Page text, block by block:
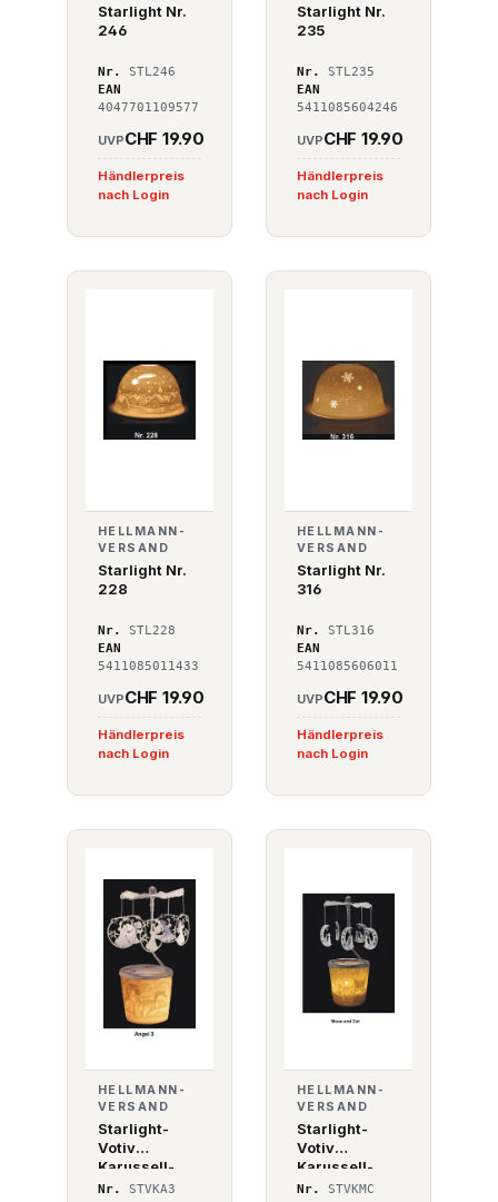
Starlight Nr.
246
Nr.
STL246
EAN
4047701109577
UVPCHF 19.90
Händlerpreis
nach Login
Starlight Nr.
235
Nr.
STL235
EAN
5411085604246
UVPCHF 19.90
Händlerpreis
nach Login
HELLMANN-
VERSAND
Starlight Nr.
228
Nr.
STL228
EAN
5411085011433
UVPCHF 19.90
Händlerpreis
nach Login
HELLMANN-
VERSAND
Starlight Nr.
316
Nr.
STL316
EAN
5411085606011
UVPCHF 19.90
Händlerpreis
nach Login
HELLMANN-
VERSAND
Starlight-
Votiv
Karussell-
Windlicht
Nr.
STVKA3
HELLMANN-
VERSAND
Starlight-
Votiv
Karussell-
Windlicht
Nr.
STVKMC